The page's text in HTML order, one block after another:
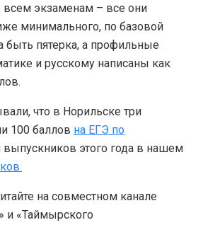
всем экзаменам – все они
минимального, по базовой
быть пятерка, а профильные
и русскому написаны как
что в Норильске три
100 баллов на ЕГЭ по
выпускников этого года в нашем
на совместном канале
и «Таймырского